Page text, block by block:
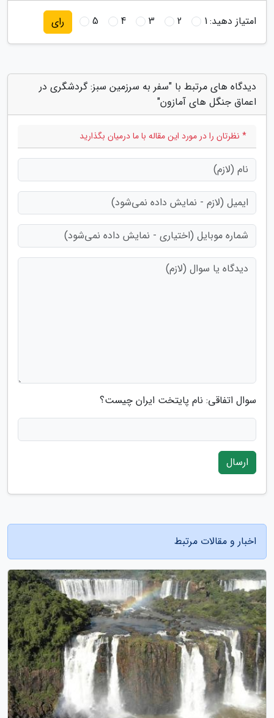
امتیاز دهید:1
2
3
4
5 رای
دیدگاه های مرتبط با "سفر به سرزمین سبز: گردشگری در
اعماق جنگل های آمازون"
* نظرتان را در مورد این مقاله با ما درمیان بگذارید
سوال اتفاقی: نام پایتخت ایران چیست؟
ارسال
اخبار و مقالات مرتبط